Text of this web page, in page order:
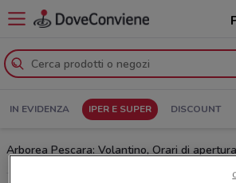
IN EVIDENZA IPER E SUPER DISCOUNT
Arborea Pescara: Volantino, Orari di